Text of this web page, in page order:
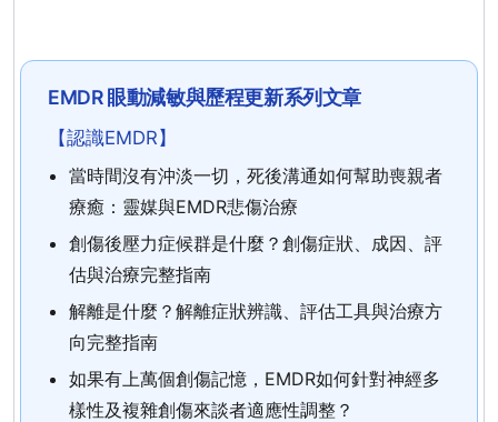
EMDR 眼動減敏與歷程更新系列文章
【認識EMDR】
當時間沒有沖淡一切，死後溝通如何幫助喪親者
療癒：靈媒與EMDR悲傷治療
創傷後壓力症候群是什麼？創傷症狀、成因、評
估與治療完整指南
解離是什麼？解離症狀辨識、評估工具與治療方
向完整指南
如果有上萬個創傷記憶，EMDR如何針對神經多
樣性及複雜創傷來談者適應性調整？